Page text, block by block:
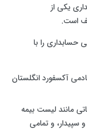
یکی از
است.
حسابداری را با
آکسفورد انگلستان
مانند لیست بیمه
سپیدار، و تمامی